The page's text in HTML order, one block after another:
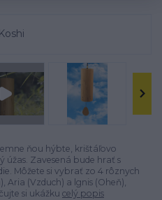
ňou hýbte, krištáľovo
úžas. Zavesená bude hrať s
Môžete si vybrať zo 4 rôznych
Aria (Vzduch) a lgnis (Oheň),
si ukážku celý popis